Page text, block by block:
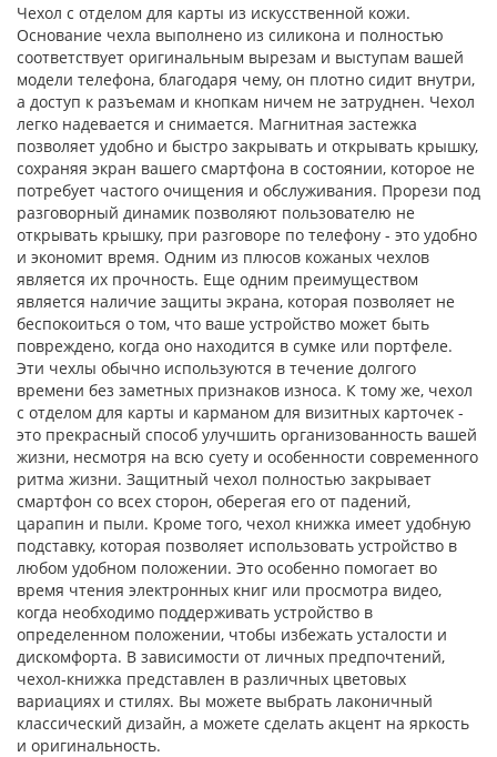
Чехол с отделом для карты из искусственной кожи.
Основание чехла выполнено из силикона и полностью
соответствует оригинальным вырезам и выступам вашей
модели телефона, благодаря чему, он плотно сидит внутри,
а доступ к разъемам и кнопкам ничем не затруднен. Чехол
легко надевается и снимается. Магнитная застежка
позволяет удобно и быстро закрывать и открывать крышку,
сохраняя экран вашего смартфона в состоянии, которое не
потребует частого очищения и обслуживания. Прорези под
разговорный динамик позволяют пользователю не
открывать крышку, при разговоре по телефону - это удобно
и экономит время. Одним из плюсов кожаных чехлов
является их прочность. Еще одним преимуществом
является наличие защиты экрана, которая позволяет не
беспокоиться о том, что ваше устройство может быть
повреждено, когда оно находится в сумке или портфеле.
Эти чехлы обычно используются в течение долгого
времени без заметных признаков износа. К тому же, чехол
с отделом для карты и карманом для визитных карточек -
это прекрасный способ улучшить организованность вашей
жизни, несмотря на всю суету и особенности современного
ритма жизни. Защитный чехол полностью закрывает
смартфон со всех сторон, оберегая его от падений,
царапин и пыли. Кроме того, чехол книжка имеет удобную
подставку, которая позволяет использовать устройство в
любом удобном положении. Это особенно помогает во
время чтения электронных книг или просмотра видео,
когда необходимо поддерживать устройство в
определенном положении, чтобы избежать усталости и
дискомфорта. В зависимости от личных предпочтений,
чехол-книжка представлен в различных цветовых
вариациях и стилях. Вы можете выбрать лаконичный
классический дизайн, а можете сделать акцент на яркость
и оригинальность.